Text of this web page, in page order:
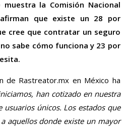
la Comisión Nacional
que existe un 28 por
cree que contratar un seguro
sabe cómo funciona y 23 por
de Rastreator.mx en México ha
han cotizado en nuestra
usuarios únicos. Los estados que
aquellos donde existe un mayor